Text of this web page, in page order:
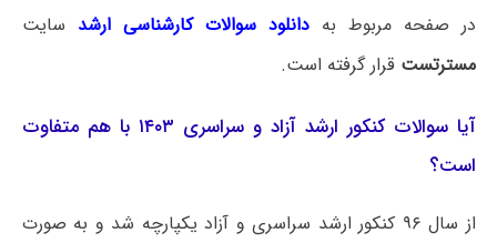
در صفحه مربوط به دانلود سوالات کارشناسی ارشد سایت
مسترتست قرار گرفته است.
آیا سوالات کنکور ارشد آزاد و سراسری ۱۴۰۳ با هم متفاوت
است؟
از سال ۹۶ کنکور ارشد سراسری و آزاد یکپارچه شد و به صورت